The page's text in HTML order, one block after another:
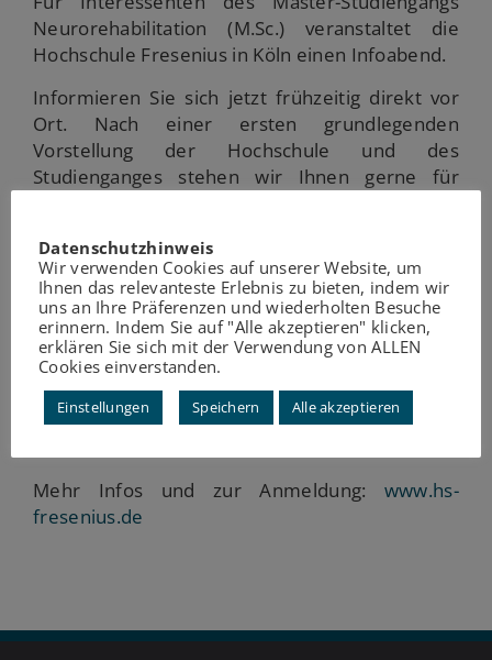
Neurorehabilitation (M.Sc.) veranstaltet die
Hochschule Fresenius in Köln einen Infoabend.
Informieren Sie sich jetzt frühzeitig direkt vor
Ort. Nach einer ersten grundlegenden
Vorstellung der Hochschule und des
Studienganges stehen wir Ihnen gerne für
Aus organisatorischen Gründen bitten wir um
eine kurze Anmeldung per E-Mail unter
gesundheit-koeln@hs-fresenius.de
Wenn Sie nicht zu den Infoveranstaltungen
erscheinen können, haben Sie die Möglichkeit,
sich individuell beraten zu lassen. Gerne können
Sie einen individuellen Beratungstermin
Mehr Infos und zur Anmeldung: www.hs-
fresenius.de
Datenschutzhinweis
Wir verwenden Cookies auf unserer Website, um
Ihnen das relevanteste Erlebnis zu bieten, indem wir
uns an Ihre Präferenzen und wiederholten Besuche
erinnern. Indem Sie auf "Alle akzeptieren" klicken,
erklären Sie sich mit der Verwendung von ALLEN
Cookies einverstanden.
Einstellungen Speichern Alle akzeptieren